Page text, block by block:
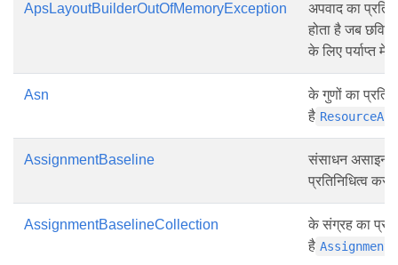
ApsLayoutBuilderOutOfMemoryException
अपवाद का
होता है जब छवि
के लिए पर्याप्त
Asn
के गुणों का
है
AssignmentBaseline
संसाधन
प्रतिनिधित्व
AssignmentBaselineCollection
के संग्रह का
है